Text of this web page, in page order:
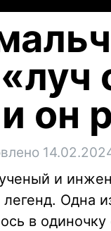
он
и
Одна
в